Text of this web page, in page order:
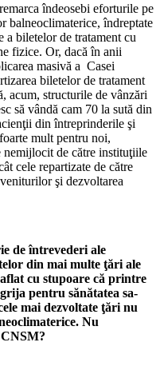
îndeosebi eforturile pe
balneoclimate­rice, îndreptate
a biletelor de tratament cu
fizice. Or, dacă în anii
masivă a Casei
biletelor de tratament
acum, structurile de vânzări
să vân­dă cam 70 la sută din
din întreprinderi­le şi
mult pentru noi,
nemijlocit de către insti­tuţiile
cele repartizate de către
şi dez­voltarea
de întrevederi ale
din mai multe ţări ale
cu stupoare că printre
pentru sănătatea sa­
mai dezvoltate ţări nu
Nu